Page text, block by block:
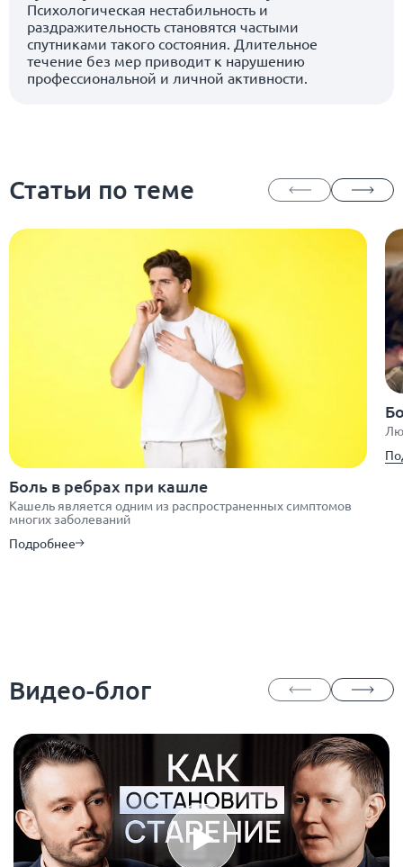
Психологическая нестабильность и
раздражительность становятся частыми
спутниками такого состояния. Длительное
течение без мер приводит к нарушению
профессиональной и личной активности.
Статьи по теме
Боль в ребрах при кашле
Кашель является одним из распространенных симптомов
многих заболеваний
Подробнее
Видео-блог